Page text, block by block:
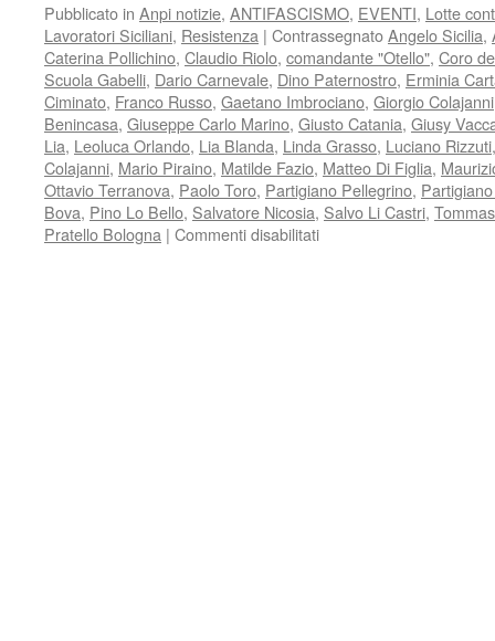
Pubblicato in Anpi notizie, ANTIFASCISMO, EVENTI, Lotte
Lavoratori Siciliani, Resistenza | ContrassegnatoAngelo Sicilia,
Caterina Pollichino, Claudio Riolo, comandante "Otello", Coro
Scuola Gabelli, Dario Carnevale, Dino Paternostro, Erminia
Ciminato, Franco Russo, Gaetano Imbrociano, Giorgio Colajanni
Benincasa, Giuseppe Carlo Marino, Giusto Catania, Giusy
Lia, Leoluca Orlando, Lia Blanda, Linda Grasso, Luciano Rizzuti
Colajanni, Mario Piraino, Matilde Fazio, Matteo Di Figlia,
Ottavio Terranova, Paolo Toro, Partigiano Pellegrino,
Bova, Pino Lo Bello, Salvatore Nicosia, Salvo Li Castri,
Pratello Bologna | Commenti disabilitatisu